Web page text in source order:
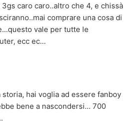
caro caro..altro che 4, e chissà
comprare una cosa di
vale per tutte le
ecc ec...
storia, hai voglia ad essere fanboy
bene a nascondersi... 700